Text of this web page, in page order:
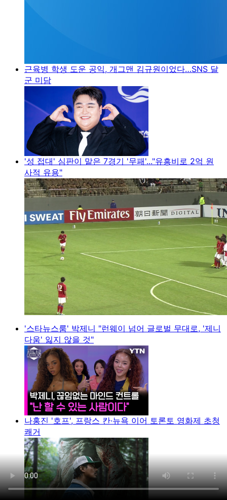
근육병 학생 도운 공익, 개그맨 김규원이었다…SNS 달
군 미담
'성 접대' 심판이 맡은 7경기 '무패'..."유흥비로 2억 원
사적 유용"
'스타뉴스룸' 박제니 "런웨이 넘어 글로벌 무대로, '제니
다움' 잃지 않을 것"
나홍진 '호프', 프랑스 칸·뉴욕 이어 토론토 영화제 초청
쾌거